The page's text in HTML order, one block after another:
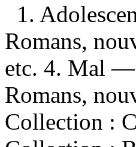
1.
Romans,
etc. 4. Mal —
Romans,
Collection :